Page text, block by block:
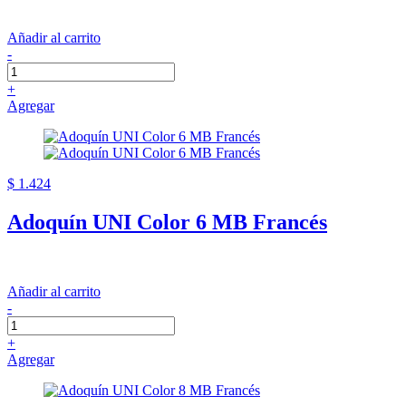
Añadir al carrito
-
+
Agregar
$ 1.424
Adoquín UNI Color 6 MB Francés
Añadir al carrito
-
+
Agregar